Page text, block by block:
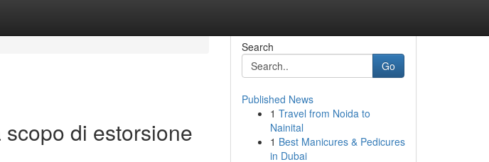
di estorsione
Search
Go
Published News
1 Travel from Noida to
Nainital
1 Best Manicures & Pedicures
in Dubai